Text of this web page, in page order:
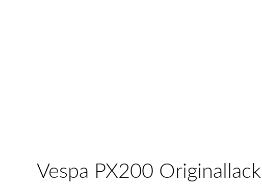
Vespa PX200 Originallack